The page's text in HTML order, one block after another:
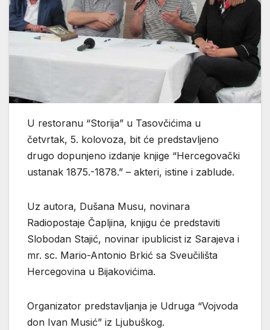
U restoranu “Storija” u Tasovčićima u
četvrtak, 5. kolovoza, bit će predstavljeno
drugo dopunjeno izdanje knjige “Hercegovački
ustanak 1875.-1878.” – akteri, istine i zablude.
Uz autora, Dušana Musu, novinara
Radiopostaje Čapljina, knjigu će predstaviti
Slobodan Stajić, novinar ipublicist iz Sarajeva i
mr. sc. Mario-Antonio Brkić sa Sveučilišta
Hercegovina u Bijakovićima.
Organizator predstavljanja je Udruga “Vojvoda
don Ivan Musić” iz Ljubuškog.